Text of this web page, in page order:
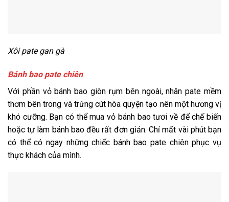
Xôi pate gan gà
Bánh bao pate chiên
Với phần vỏ bánh bao giòn rụm bên ngoài, nhân pate mềm
thơm bên trong và trứng cút hòa quyện tạo nên một hương vị
khó cưỡng. Bạn có thể mua vỏ bánh bao tươi về để chế biến
hoặc tự làm bánh bao đều rất đơn giản. Chỉ mất vài phút bạn
có thể có ngay những chiếc bánh bao pate chiên phục vụ
thực khách của mình.